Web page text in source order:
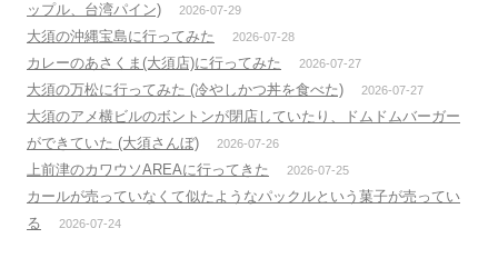
ップル、台湾パイン)
2026-07-29
大須の沖縄宝島に行ってみた 2026-07-28
カレーのあさくま(大須店)に行ってみた 2026-07-27
大須の万松に行ってみた (冷やしかつ丼を食べた) 2026-07-27
大須のアメ横ビルのボントンが閉店していたり、ドムドムバーガー
ができていた (大須さんぼ)
2026-07-26
上前津のカワウソAREAに行ってきた 2026-07-25
カールが売っていなくて似たようなパックルという菓子が売ってい
る
2026-07-24